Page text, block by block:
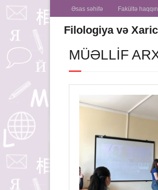
Əsas səhifə Fakültə
Filologiya və
MÜƏLLIF